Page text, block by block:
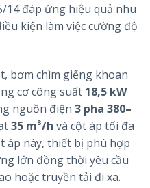
14 đáp ứng hiệu quả nhu
kiện làm việc cường độ
bơm chìm giếng khoan
cơ công suất 18,5 kW
nguồn điện 3 pha 380–
35 m³/h và cột áp tối đa
áp này, thiết bị phù hợp
lớn đồng thời yêu cầu
hoặc truyền tải đi xa.